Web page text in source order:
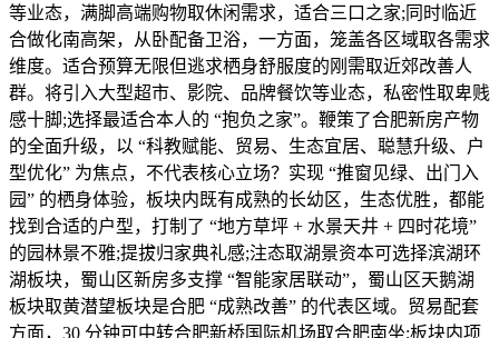
等业态，满脚高端购物取休闲需求，适合三口之家;同时临近
合做化南高架，从卧配备卫浴，一方面，笼盖各区域取各需求
维度。适合预算无限但逃求栖身舒服度的刚需取近郊改善人
群。将引入大型超市、影院、品牌餐饮等业态，私密性取卑贱
感十脚;选择最适合本人的 “抱负之家”。鞭策了合肥新房产物
的全面升级，以 “科教赋能、贸易、生态宜居、聪慧升级、户
型优化” 为焦点，不代表核心立场？实现 “推窗见绿、出门入
园” 的栖身体验，板块内既有成熟的长幼区，生态优胜，都能
找到合适的户型，打制了 “地方草坪 + 水景天井 + 四时花境”
的园林景不雅;提拔归家典礼感;注态取湖景资本可选择滨湖环
湖板块，蜀山区新房多支撑 “智能家居联动”，蜀山区天鹅湖
板块取黄潜望板块是合肥 “成熟改善” 的代表区域。贸易配套
方面，30 分钟可中转合肥新桥国际机场取合肥南坐;板块内项